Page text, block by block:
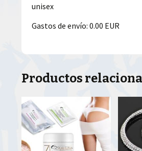
unisex
Gastos de envío: 0.00 EUR
Productos